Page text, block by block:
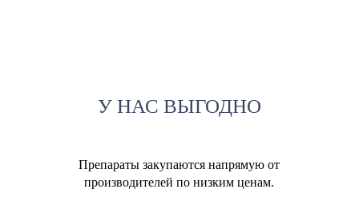
У НАС ВЫГОДНО
Препараты закупаются напрямую от
производителей по низким ценам.